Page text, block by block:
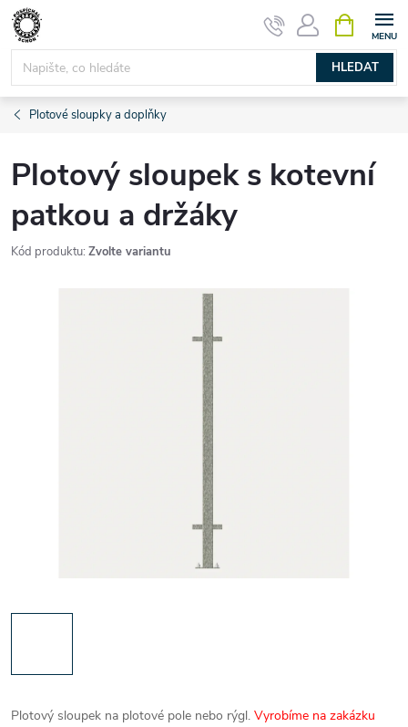
Přejít
obsah
HLEDAT
NÁKUPNÍ
KOŠÍK
Plotové sloupky a doplňky
Plotový sloupek s kotevní
patkou a držáky
Kód produktu: Zvolte variantu
Plotový sloupek na plotové pole nebo rýgl. Vyrobíme na zakázku